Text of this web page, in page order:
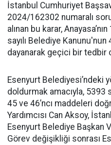
İstanbul Cumhuriyet
2024/162302 numaralı
alınan bu karar,
sayılı Belediye
dayanarak geçici bir tedbir
Esenyurt Belediyesi’ndeki
doldurmak amacıyla, 5393
45 ve 46’ncı maddeleri
Yardımcısı Can Aksoy,
Esenyurt Belediye Başkan
Görev değişikliği sonrası